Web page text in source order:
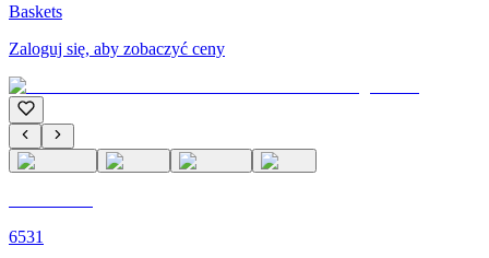
Baskets
Zaloguj się, aby zobaczyć ceny
6531